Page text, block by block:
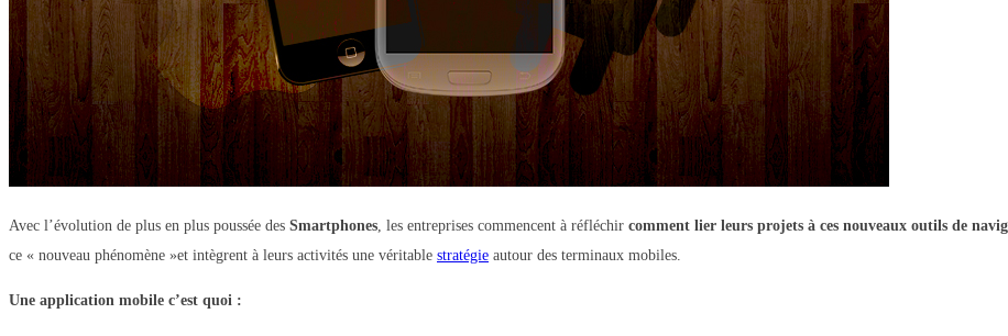
Avec l’évolution de plus en plus poussée des Smartphones, les entreprises commencent à réfléchir comment lier leurs projets à ces nouveaux outils de
ce « nouveau phénomène »et intègrent à leurs activités une véritable stratégie autour des terminaux mobiles.
Une application mobile c’est quoi :